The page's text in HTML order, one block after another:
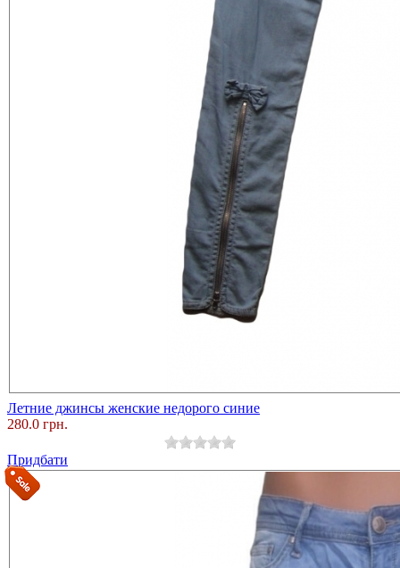
Летние джинсы женские недорого синие
280.0 грн.
Придбати